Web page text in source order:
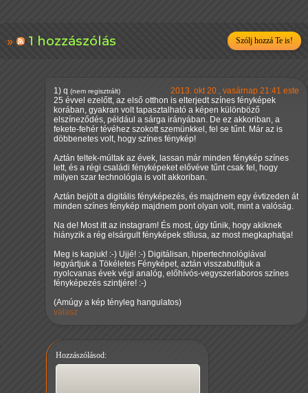
1 hozzászólás Szólj hozzá Te is!
1) q (nem regisztrált)
2013. okt 20., vasárnap 21:41 este
25 évvel ezelőtt, az első otthon is elterjedt színes fényképek
korában, gyakran volt tapasztalható a képen különböző
elszíneződés, például a sárga irányában. De ez akkoriban, a
fekete-fehér tévéhez szokott szemünkkel, fel se tűnt. Már az is
döbbenetes volt, hogy színes fénykép!
Aztán teltek-múltak az évek, lassan már minden fénykép színes
lett, és a régi családi fényképeket elővéve tűnt csak fel, hogy
milyen szar technológia is volt akkoriban.
Aztán bejött a digitális fényképezés, és majdnem egy évtizeden át
minden színes fénykép majdnem pont olyan volt, mint a valóság.
Na de! Most itt az instagram! És most, úgy tűnik, hogy akiknek
hiányzik a rég elsárgult fényképek stílusa, az most megkaphatja!
Meg is kapjuk! :-) Ujjé! :-) Digitálisan, hipertechnológiával
legyártjuk a Tökéletes Fényképet, aztán visszabutítjuk a
nyolcvanas évek végi analóg, előhívós-vegyszerlaboros színes
fényképezés szintjére! :-)
(Amúgy a kép tényleg hangulatos)
válasz
Hozzászólásod: